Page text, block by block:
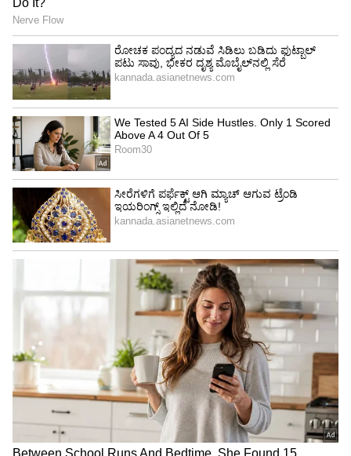
ಗಮನ ಸೆಳೆದಿದೆ. ಏಕೆಂದರೆ ಅದು ನಟಿಯ ಬಾಯ್‌ಫ್ರೆಂಡ್‌
ವಿಜಯ್ ವರ್ಮಾ ಅವರದ್ದು.
11